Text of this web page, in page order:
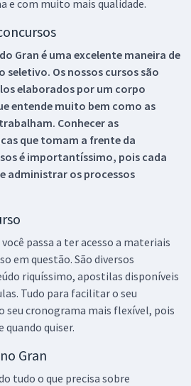
e com muito mais qualidade.
Gran é uma excelente maneira de
seletivo. Os nossos cursos são
elaborados por um corpo
entende muito bem como as
Conhecer as
que tomam a frente da
é importantíssimo, pois cada
administrar os processos
passa a ter acesso a materiais
em questão. São diversos
riquíssimo, apostilas disponíveis
Tudo para facilitar o seu
cronograma mais flexível, pois
quando quiser.
Gran
tudo o que precisa sobre